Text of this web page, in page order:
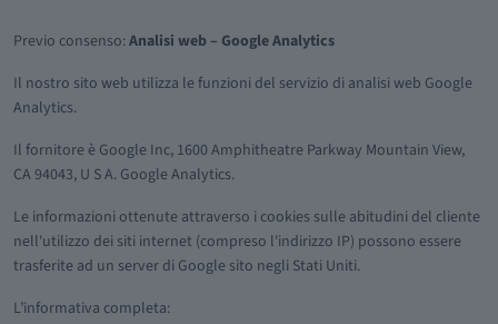
Previo consenso:Analisi web – Google Analytics
Il nostro sito web utilizza le funzioni del servizio di analisi web Google
Analytics.
Il fornitore è Google Inc, 1600 Amphitheatre Parkway Mountain View,
CA 94043, U S A. Google Analytics.
Le informazioni ottenute attraverso i cookies sulle abitudini del cliente
nell'utilizzo dei siti internet (compreso l'indirizzo IP) possono essere
trasferite ad un server di Google sito negli Stati Uniti.
L’informativa completa: